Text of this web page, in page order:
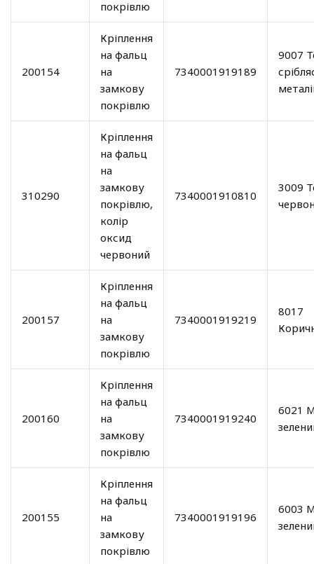
покрівлю
200154
Кріплення
на фальц
на
замкову
покрівлю
7340001919189
9007
310290
Кріплення
на фальц
на
замкову
покрівлю,
колір
оксид
червоний
7340001910810
3009
200157
Кріплення
на фальц
на
замкову
покрівлю
7340001919219
8017
200160
Кріплення
на фальц
на
замкову
покрівлю
7340001919240
6021
200155
Кріплення
на фальц
на
замкову
покрівлю
7340001919196
6003